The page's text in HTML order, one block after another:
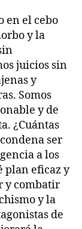
en el cebo
y la
juicios sin
y
Somos
y de
¿Cuántas
ser
a los
plan eficaz y
y combatir
y la
de